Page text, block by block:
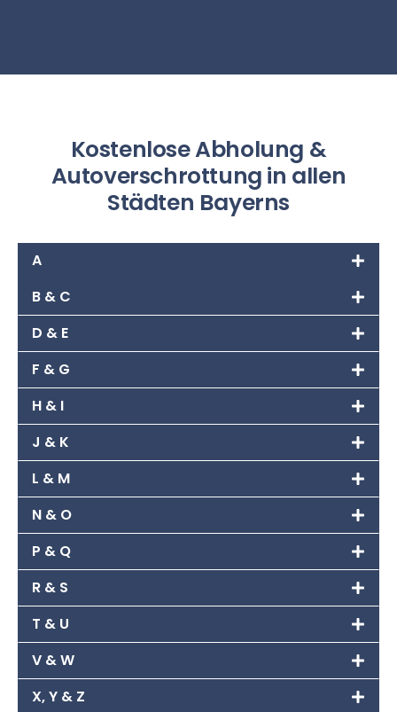
Kostenlose Abholung &
Autoverschrottung in allen
Städten Bayerns
A
B & C
D & E
F & G
H & I
J & K
L & M
N & O
P & Q
R & S
T & U
V & W
X, Y & Z